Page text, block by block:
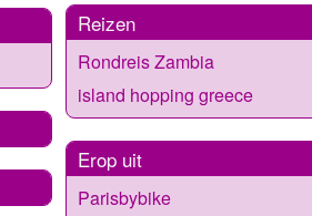
Reizen
Rondreis Zambia
island hopping greece
Erop uit
Parisbybike